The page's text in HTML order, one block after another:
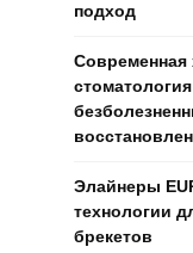
подход
Современная
Элайнеры
технологии
брекетов